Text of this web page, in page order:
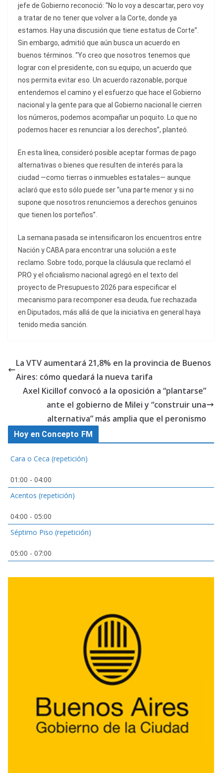
jefe de Gobierno reconoció: “No lo voy a descartar, pero voy
a tratar de no tener que volver a la Corte, donde ya
estamos. Hay una discusión que tiene estatus de Corte”.
Sin embargo, admitió que aún busca un acuerdo en
buenos términos. “Yo creo que nosotros tenemos que
lograr con el presidente, con su equipo, un acuerdo que
nos permita evitar eso. Un acuerdo razonable, porque
entendemos el camino y el esfuerzo que hace el Gobierno
nacional y la gente para que al Gobierno nacional le cierren
los números, podemos acompañar un poquito. Lo que no
podemos hacer es renunciar a los derechos”, planteó.
En esta línea, consideró posible aceptar formas de pago
alternativas o bienes que resulten de interés para la
ciudad —como tierras o inmuebles estatales— aunque
aclaró que esto sólo puede ser “una parte menor y si no
supone que nosotros renunciemos a derechos genuinos
que tienen los porteños”.
La semana pasada se intensificaron los encuentros entre
Nación y CABA para encontrar una solución a este
reclamo. Sobre todo, porque la cláusula que reclamó el
PRO y el oficialismo nacional agregó en el texto del
proyecto de Presupuesto 2026 para especificar el
mecanismo para recomponer esa deuda, fue rechazada
en Diputados, más allá de que la iniciativa en general haya
tenido media sanción.
La VTV aumentará 21,8% en la provincia de Buenos
Aires: cómo quedará la nueva tarifa
Axel Kicillof convocó a la oposición a “plantarse”
ante el gobierno de Milei y “construir una
alternativa” más amplia que el peronismo
Hoy en Concepto FM
Cara o Ceca (repetición)
01:00 - 04:00
Acentos (repetición)
04:00 - 05:00
Séptimo Piso (repetición)
05:00 - 07:00